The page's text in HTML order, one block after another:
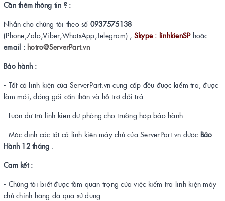
Cần thêm thông tin ? :
Nhắn cho chúng tôi theo số 0937575138
(Phone,Zalo,Viber,WhatsApp,Telegram) , Skype : linhkienSPhoặc
email : hotro@ServerPart.vn
Bảo hành :
- Tất cả linh kiện của ServerPart.vn cung cấp đều được kiểm tra, được
làm mới, đóng gói cẩn thận và hỗ trợ đổi trả .
- Luôn dự trữ linh kiện dự phòng cho trường hợp bảo hành.
- Mặc định các tất cả linh kiện máy chủ của ServerPart.vn được Bảo
Hành 12 tháng
Cam kết :
- Chúng tôi biết được tầm quan trọng của việc kiểm tra linh kiện máy
chủ chính hãng đã qua sử dụng.